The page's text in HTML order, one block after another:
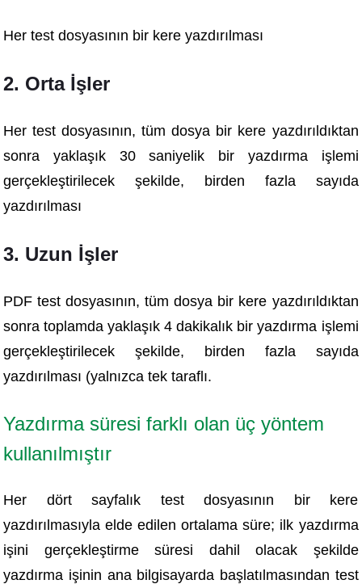
Her test dosyasının bir kere yazdırılması
2. Orta İşler
Her test dosyasının, tüm dosya bir kere yazdırıldıktan
sonra yaklaşık 30 saniyelik bir yazdırma işlemi
gerçekleştirilecek şekilde, birden fazla sayıda
yazdırılması
3. Uzun İşler
PDF test dosyasının, tüm dosya bir kere yazdırıldıktan
sonra toplamda yaklaşık 4 dakikalık bir yazdırma işlemi
gerçekleştirilecek şekilde, birden fazla sayıda
yazdırılması (yalnızca tek taraflı.
Yazdırma süresi farklı olan üç yöntem
kullanılmıştır
Her dört sayfalık test dosyasının bir kere
yazdırılmasıyla elde edilen ortalama süre; ilk yazdırma
işini gerçekleştirme süresi dahil olacak şekilde
yazdırma işinin ana bilgisayarda başlatılmasından test